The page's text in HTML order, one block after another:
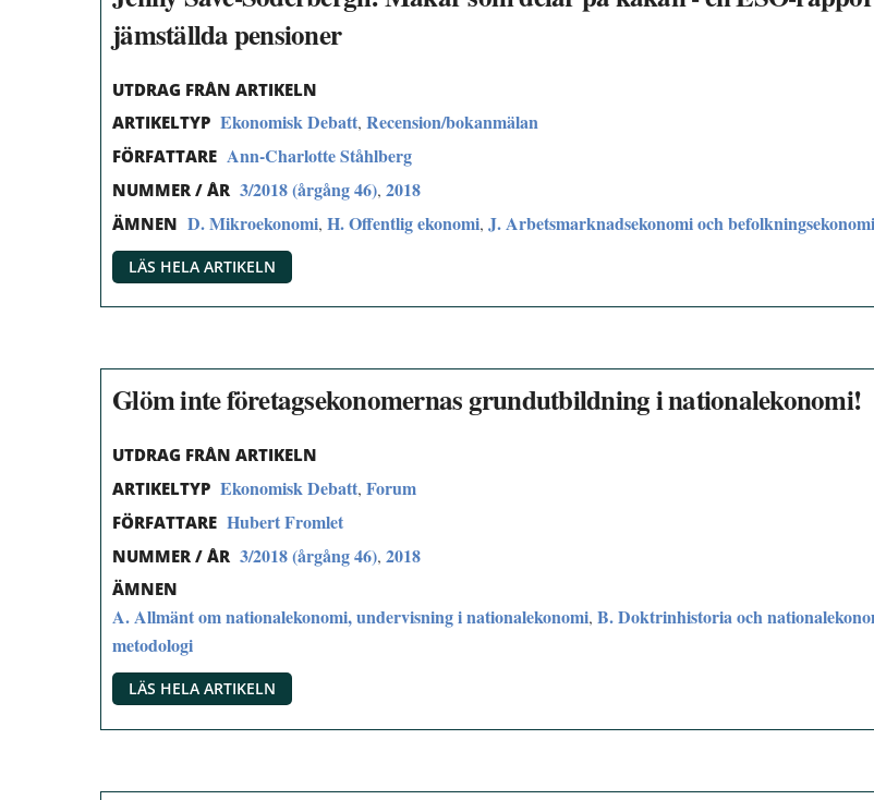
jämställda pensioner
UTDRAG FRÅN ARTIKELN
ARTIKELTYP Ekonomisk Debatt, Recension/bokanmälan
FÖRFATTARE Ann-Charlotte Ståhlberg
NUMMER / ÅR 3/2018 (årgång 46), 2018
ÄMNEN D. Mikroekonomi, H. Offentlig ekonomi, J. Arbetsmarknadsekonomi och befolkningsekonomi
LÄS HELA ARTIKELN
Glöm inte företagsekonomernas grundutbildning i nationalekonomi!
UTDRAG FRÅN ARTIKELN
ARTIKELTYP Ekonomisk Debatt, Forum
FÖRFATTARE Hubert Fromlet
NUMMER / ÅR 3/2018 (årgång 46), 2018
ÄMNEN
A. Allmänt om nationalekonomi, undervisning i nationalekonomi, B. Doktrinhistoria och
metodologi
LÄS HELA ARTIKELN